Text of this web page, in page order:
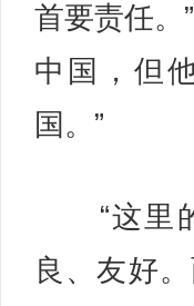
首要责任。
中国，但
国。”
“这里的
良、友好